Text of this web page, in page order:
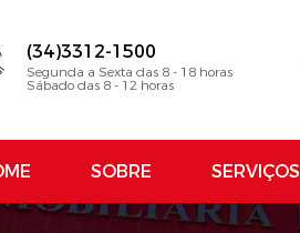
(34)3312-1500
Segunda a Sexta das 8 - 18 horas
Sábado das 8 - 12 horas
SOBRE SERVIÇOS